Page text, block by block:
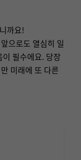
까요!
으로도 열심히 일
필수에요. 당장
미래에 또 다른